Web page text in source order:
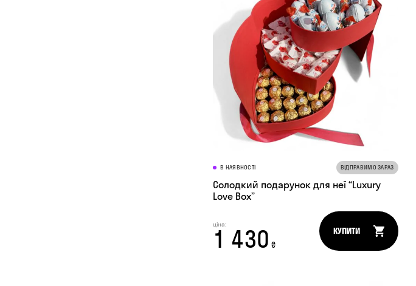
В НАЯВНОСТІ ВІДПРАВИМО ЗАРАЗ
Солодкий подарунок для неї “Luxury
Love Box”
ціна:
1 430 ₴
КУПИТИ